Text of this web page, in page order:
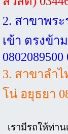
2. สาขาพร
เข้า ตรงข้า
0802089500
3. สาขาลำ
โน่ อยุธยา
เรามีรถให้ท่า